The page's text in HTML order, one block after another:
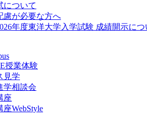
について
慮が必要な方へ
年度東洋大学入学試験 成績開示に
授業体験
見学
学相談会
座
座WebStyle